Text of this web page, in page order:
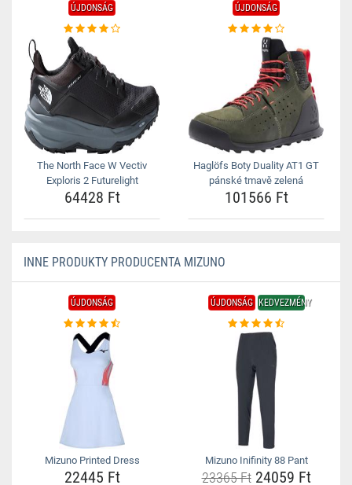
ÚJDONSÁG
The North Face W Vectiv
Exploris 2 Futurelight
64428 Ft
ÚJDONSÁG
Haglöfs Boty Duality AT1 GT
pánské tmavě zelená
101566 Ft
INNE PRODUKTY PRODUCENTA MIZUNO
ÚJDONSÁG
Mizuno Printed Dress
22445 Ft
ÚJDONSÁG KEDVEZMÉNY
Mizuno Inifinity 88 Pant
23365 Ft24059 Ft